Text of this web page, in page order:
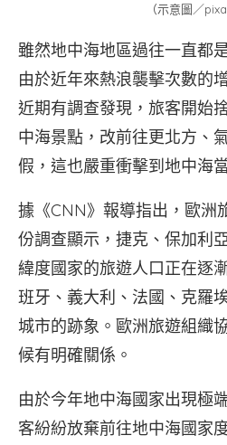
（示意圖／
雖然地中海地區過往一直都
由於近年來熱浪襲擊次數的
近期有調查發現，旅客開始
中海景點，改前往更北方、
假，這也嚴重衝擊到地中海
據《CNN》報導指出，歐洲
份調查顯示，捷克、保加利
緯度國家的旅遊人口正在逐
班牙、義大利、法國、克羅
城市的跡象。歐洲旅遊組織
候有明確關係。
由於今年地中海國家出現極
客紛紛放棄前往地中海國家